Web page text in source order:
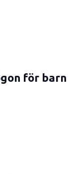
för barn